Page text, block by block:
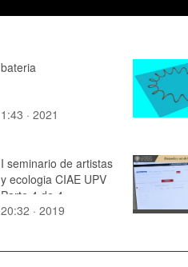
bateria
1:43 · 2021
I seminario de artistas
y ecologia CIAE UPV
Parte 4 de 4
20:32 · 2019